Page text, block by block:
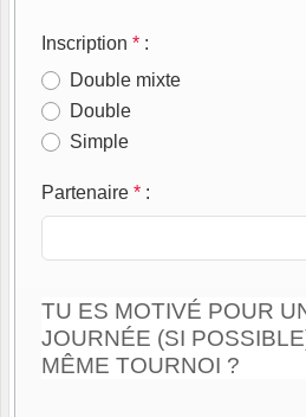
Inscription * :
Double mixte
Double
Simple
Partenaire * :
TU ES MOTIVÉ POUR
JOURNÉE (SI
MÊME TOURNOI ?